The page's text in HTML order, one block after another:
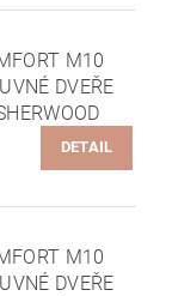
M10
DVEŘE
DETAIL
M10
DVEŘE